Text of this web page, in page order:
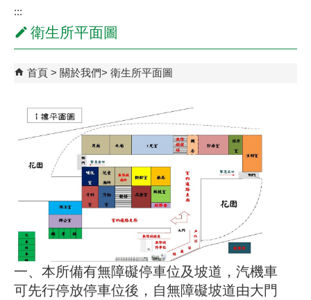
:::
衛生所平面圖
首頁 關於我們 衛生所平面圖
一、本所備有無障礙停車位及坡道，汽機車
可先行停放停車位後，自無障礙坡道由大門